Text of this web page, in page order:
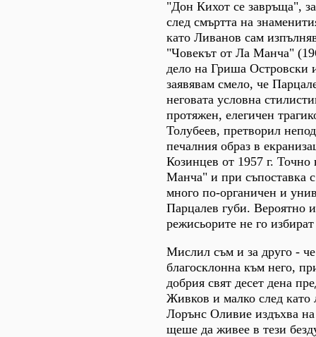
"Дон Кихот се завръща",
след смъртта на
като Ливанов сам
"Човекът от Ла Манча"
дело на Гриша Островски
заявявам смело, че
неговата условна
протяжен, елегичен
Толубеев, претворил
печалния образ в
Козинцев от 1957 г.
Манча" и при съпоставка
много по-органичен и
Парцалев губи. Вероятно и
режисьорите не го избират
Мислил съм и за друго -
благосклонна към него,
добрия свят десет дена
Живков и малко след
Лорънс Оливие издъхва
щеше да живее в тези